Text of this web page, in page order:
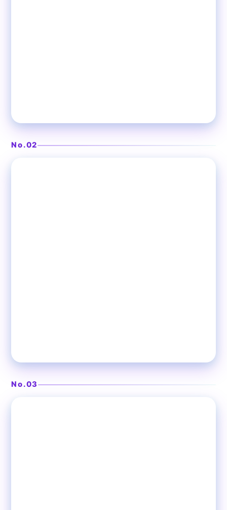
No.02
昼はカフェ夜はネオ大衆酒場
new-mon（ニューモン）
No.03
国産若鳥の焼鳥と完全個室
焼鳥居酒屋 鳥王 赤羽店